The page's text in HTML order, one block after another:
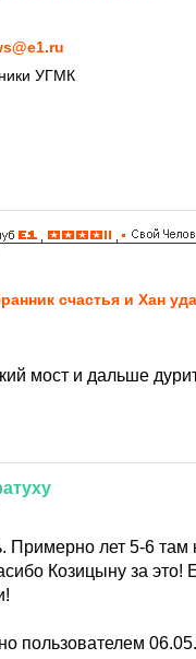
УГМК
счастья и Хан
мост и дальше
Примерно лет 5-6 там
Козицыну за
пользователем